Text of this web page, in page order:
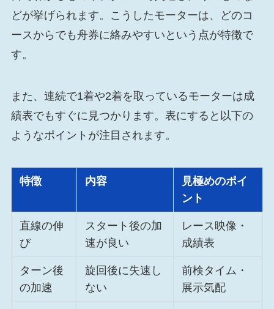
どが挙げられます。こうしたモーターは、どのコ
ースからでも舟券に絡みやすいという点が特徴で
す。
また、連続で1着や2着を取っているモーターは成
績表でもすぐに見つかります。表にすると以下の
ようなポイントが注目されます。
特徴 内容
見極めのポイ
ント
直線の伸
び
スタート後の加
速が良い
レース映像・
成績表
ターン後
の加速
旋回後に失速し
ない
前検タイム・
展示気配